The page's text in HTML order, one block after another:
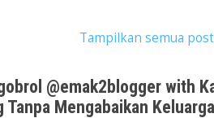
Tampilkan semua
@emak2blogger with
Tanpa Mengabaikan Keluarga